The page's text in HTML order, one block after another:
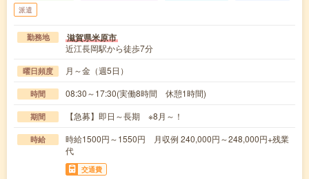
派遣
勤務地 滋賀県米原市
近江長岡駅から徒歩7分
曜日頻度 月～金（週5日）
時間 08:30～17:30(実働8時間 休憩1時間)
期間 【急募】即日～長期 ※8月～！
時給
時給1500円～1550円 月収例 240,000円～248,000円+残業
代
交通費